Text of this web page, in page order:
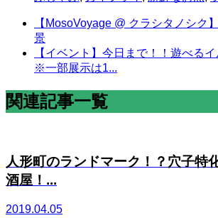
【MosoVoyage @ クラシタノシク
景
【イベント】今日まで！！遊べる
※一部展示は1...
関連記事一覧
人形町のランドマーク！？穴子特
酒屋！...
2019.04.05